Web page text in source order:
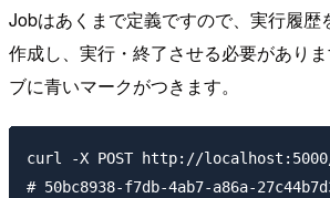
Jobはあくまで定義ですので、実行履歴
作成し、実行・終了させる必要があり
ブに青いマークがつきます。
curl -X POST http://
# 50bc8938-f7db-4ab7-a86a-